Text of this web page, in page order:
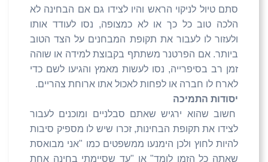
סתם טיול לניקוי הראש והיו לצידו גם אם הבחינה לא
הלכה טוב כל כך או לא כמצופה, נסו לעודד אותו
ולעזור לו לעבור את תקופת המבחנים על הצד הטוב
ביותר. אם הפרטנר משתתף בקבוצת למידה או שוהה
זמן רב בסיפרייה, נסו לעשות מאמץ והגיעו לשם כדי
לארח לו חברה או לפחות לאכול אתו ארוחת צהריים.
יסודות התמיכה
חשוב שהוא ירגיש שאתם סבלניים ומוכנים לעבור
לצידו את תקופת הבחינות, זכרו שיש לו מספיק סיבות
להיות לחוץ ולכן הימנעו ממשפטים כמו "אני מבואסת
שאתה כל הזמן לומד" או "עד שסיימתי בחינה אחת